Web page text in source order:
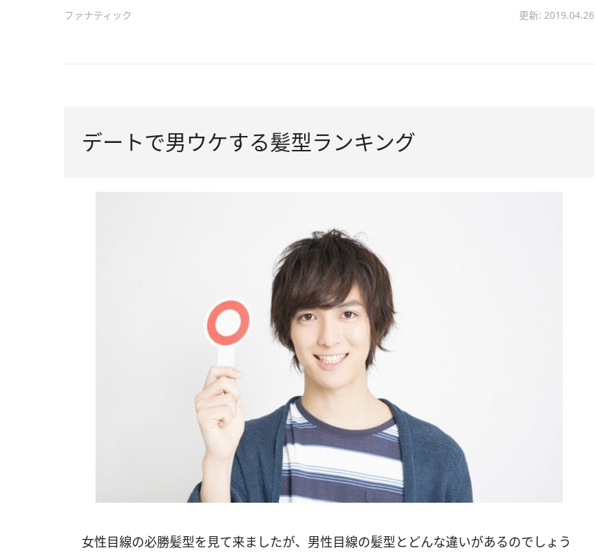
ファナティック 更新: 2019.04.26
デートで男ウケする髪型ランキング
女性目線の必勝髪型を見て来ましたが、男性目線の髪型とどんな違いがあるのでしょう